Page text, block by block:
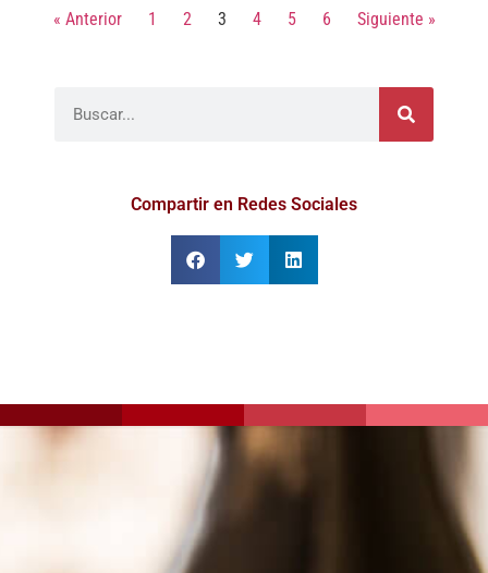
« Anterior 1 2 3 4 5 6 Siguiente »
Compartir en Redes Sociales